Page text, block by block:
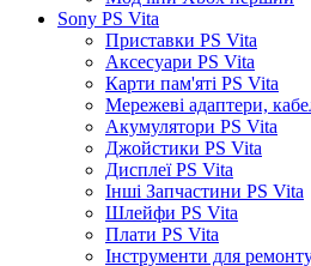
Sony PS Vita
Приставки PS Vita
Аксесуари PS Vita
Карти пам'яті PS Vita
Мережеві адаптери,
Акумулятори PS Vita
Джойстики PS Vita
Дисплеї PS Vita
Інші Запчастини PS Vita
Шлейфи PS Vita
Плати PS Vita
Інструменти для